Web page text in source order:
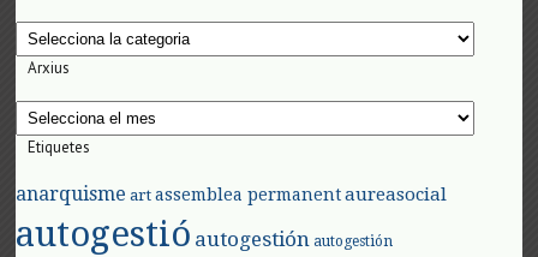
Categories
Arxius
Arxius
Etiquetes
anarquisme art assemblea permanent aureasocial
autogestió autogestión autogestión